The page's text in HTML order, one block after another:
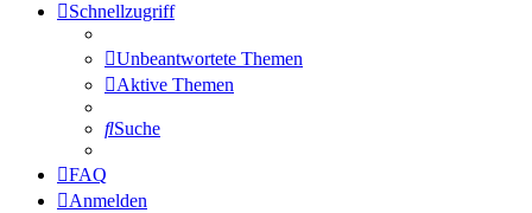
Schnellzugriff
Unbeantwortete Themen
Aktive Themen
Suche
FAQ
Anmelden